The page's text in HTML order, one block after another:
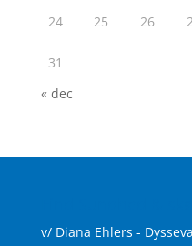
24 25 26
31
« dec
v/ Diana Ehlers -